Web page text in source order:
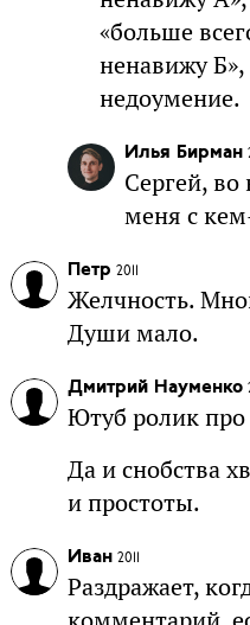
«больше
ненавижу
недоумение.
Илья Бирман
Сергей, во
меня с
Петр 2011
Желчность.
Души мало.
Дмитрий Науменко
Ютуб ролик про
Да и снобства
и простоты.
Иван 2011
Раздражает,